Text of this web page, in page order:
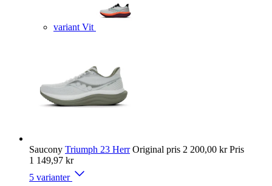
variant Vit
Saucony Triumph 23 Herr Original pris 2 200,00 kr Pris
1 149,97 kr
5 varianter